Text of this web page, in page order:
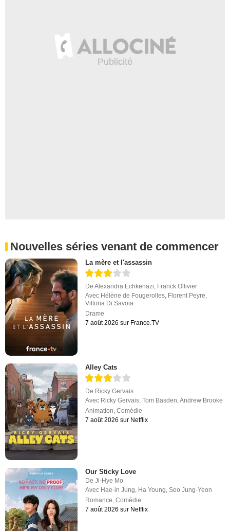
Nouvelles séries venant de commencer
La mère et l'assassin
DeAlexandra Echkenazi, Franck Ollivier
Avec Hélène de Fougerolles, Florent Peyre,
Vittoria Di Savoia
Drame
7 août 2026 sur France.TV
Alley Cats
De Ricky Gervais
Avec Ricky Gervais ,Tom Basden ,Andrew Brooke
Animation ,Comédie
7 août 2026 sur Netflix
Our Sticky Love
DeJi-Hye Mo
Avec Hae-in Jung, Ha Young,Seo Jung-Yeon
Romance,Comédie
7 août 2026 sur Netflix